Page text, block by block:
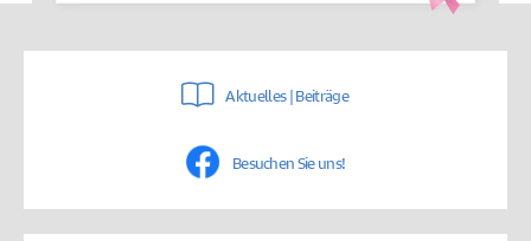
Aktuelles | Beiträge
Besuchen Sie uns!